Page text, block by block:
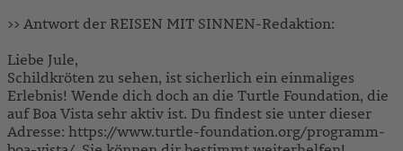
>> Antwort der REISEN MIT SINNEN-Redaktion:
Liebe Jule,
Schildkröten zu sehen, ist sicherlich ein einmaliges
Erlebnis! Wende dich doch an die Turtle Foundation, die
auf Boa Vista sehr aktiv ist. Du findest sie unter dieser
Adresse: https://www.turtle-foundation.org/programm-